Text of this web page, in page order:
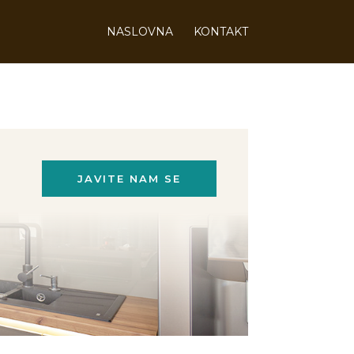
NASLOVNA KONTAKT
JAVITE NAM SE